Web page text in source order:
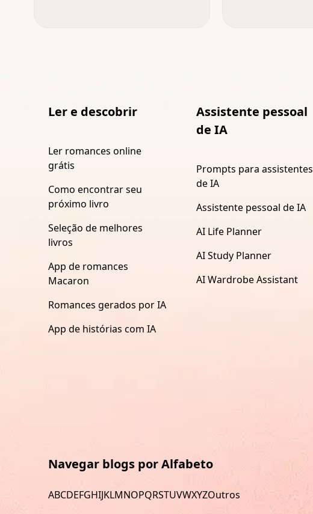
Ler e descobrir
Ler romances online
grátis
Como encontrar seu
próximo livro
Seleção de melhores
livros
App de romances
Macaron
Romances gerados por IA
App de histórias com IA
Assistente pessoal
de IA
Prompts para assistentes
de IA
Assistente pessoal de IA
AI Life Planner
AI Study Planner
AI Wardrobe Assistant
Navegar blogs por Alfabeto
ABCDEFGHIJKLMNOPQRSTUVWXYZOutros